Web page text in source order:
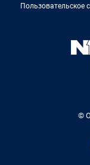
Пользовательское
©